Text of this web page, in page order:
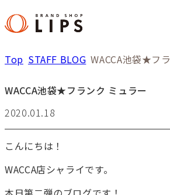
Top STAFF BLOG WACCA池袋★フ
WACCA池袋★フランク ミュラー
2020.01.18
こんにちは！
WACCA店シャライです。